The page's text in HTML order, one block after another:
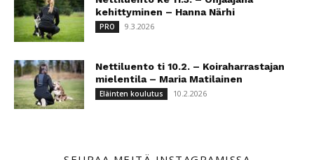
kehittyminen – Hanna Närhi
PRO 9.3.2026
Nettiluento ti 10.2. – Koiraharrastajan
mielentila – Maria Matilainen
Eläinten koulutus 10.2.2026